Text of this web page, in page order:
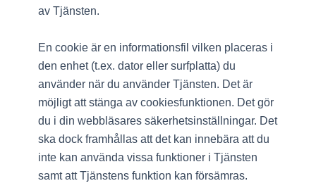
av Tjänsten.
En cookie är en informationsfil vilken placeras i
den enhet (t.ex. dator eller surfplatta) du
använder när du använder Tjänsten. Det är
möjligt att stänga av cookiesfunktionen. Det gör
du i din webbläsares säkerhetsinställningar. Det
ska dock framhållas att det kan innebära att du
inte kan använda vissa funktioner i Tjänsten
samt att Tjänstens funktion kan försämras.